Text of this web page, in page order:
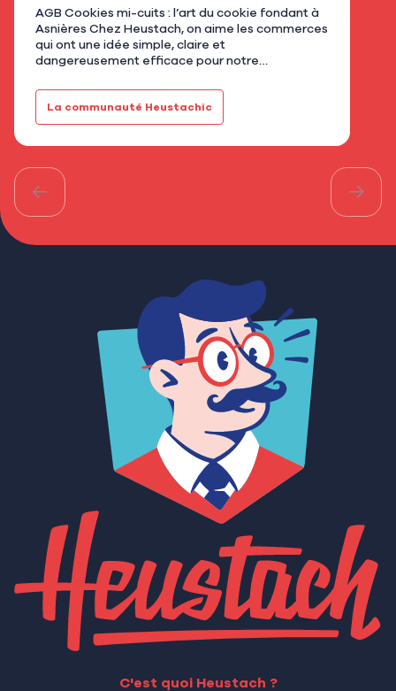
AGB Cookies mi-cuits : l’art du cookie fondant à
Asnières Chez Heustach, on aime les commerces
qui ont une idée simple, claire et
dangereusement efficace pour notre
installé au 21 rue de Bretagne à As…
La communauté Heustachic
C'est quoi Heustach ?